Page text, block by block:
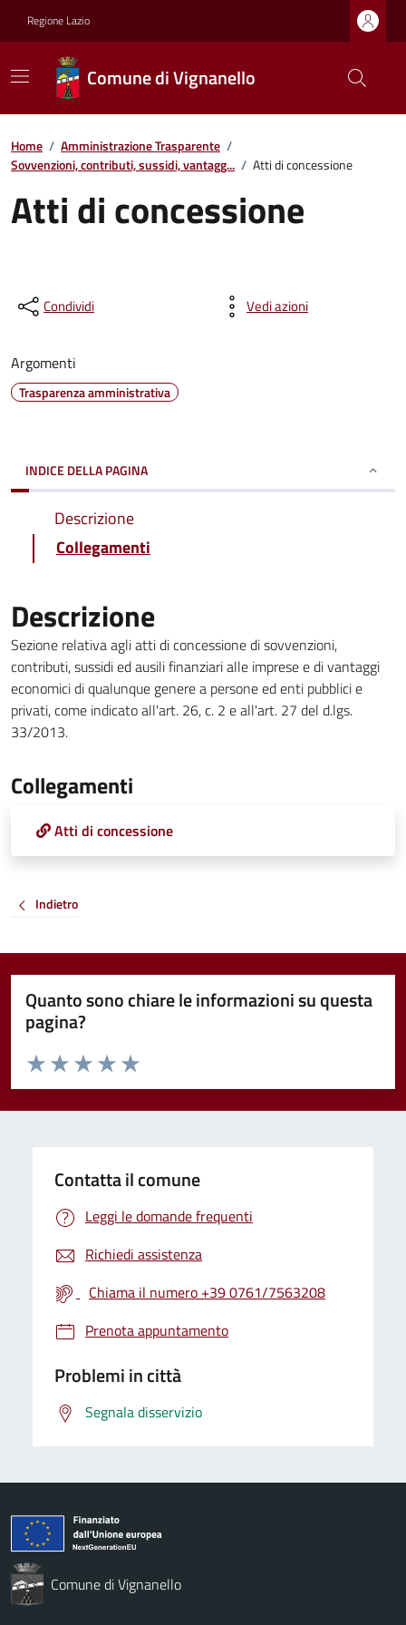
Regione Lazio
Comune di Vignanello
Home / Amministrazione Trasparente /
Sovvenzioni, contributi, sussidi, vantagg... / Atti di concessione
Atti di concessione
Condividi Vedi azioni
Argomenti
Trasparenza amministrativa
INDICE DELLA PAGINA
Descrizione
Collegamenti
Descrizione
Sezione relativa agli atti di concessione di sovvenzioni,
contributi, sussidi ed ausili finanziari alle imprese e di vantaggi
economici di qualunque genere a persone ed enti pubblici e
privati, come indicato all'art. 26, c. 2 e all'art. 27 del d.lgs.
33/2013.
Collegamenti
Atti di concessione
Indietro
Quanto sono chiare le informazioni su questa
pagina?
Valuta da 1 a 5 stelle la pagina
Valuta 5 stelle su 5
Valuta 4 stelle su 5
Valuta 3 stelle su 5
Valuta 2 stelle su 5
Valuta 1 stelle su 5
Contatta il comune
Leggi le domande frequenti
Richiedi assistenza
Chiama il numero +39 0761/7563208
Prenota appuntamento
Problemi in città
Segnala disservizio
Comune di Vignanello